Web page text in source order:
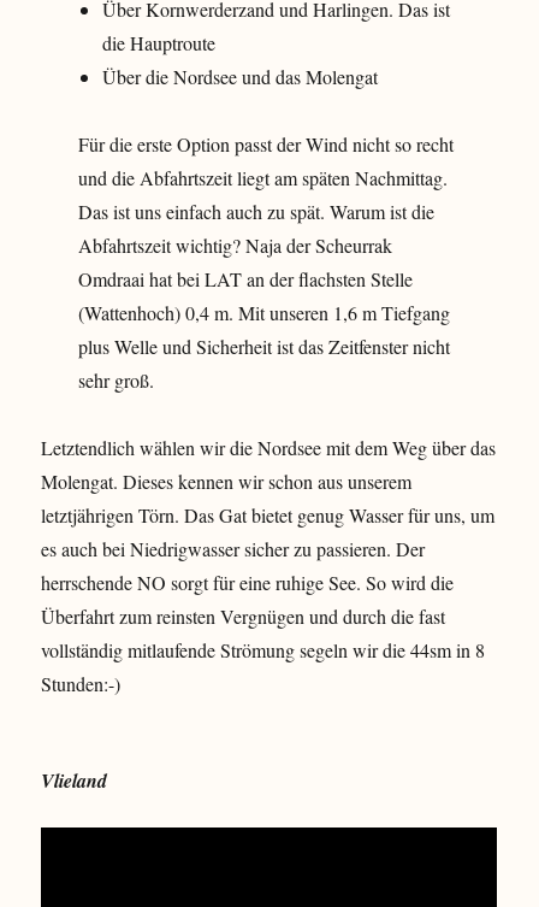
Über Kornwerderzand und Harlingen. Das ist
die Hauptroute
Über die Nordsee und das Molengat
Für die erste Option passt der Wind nicht so recht
und die Abfahrtszeit liegt am späten Nachmittag.
Das ist uns einfach auch zu spät. Warum ist die
Abfahrtszeit wichtig? Naja der Scheurrak
Omdraai hat bei LAT an der flachsten Stelle
(Wattenhoch) 0,4 m. Mit unseren 1,6 m Tiefgang
plus Welle und Sicherheit ist das Zeitfenster nicht
sehr groß.
Letztendlich wählen wir die Nordsee mit dem Weg über das
Molengat. Dieses kennen wir schon aus unserem
letztjährigen Törn. Das Gat bietet genug Wasser für uns, um
es auch bei Niedrigwasser sicher zu passieren. Der
herrschende NO sorgt für eine ruhige See. So wird die
Überfahrt zum reinsten Vergnügen und durch die fast
vollständig mitlaufende Strömung segeln wir die 44sm in 8
Stunden:-)
Vlieland